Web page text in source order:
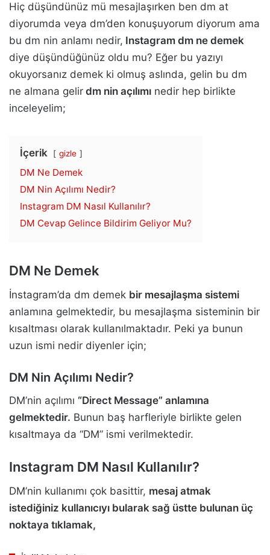
Hiç düşündünüz mü mesajlaşırken ben dm at
diyorumda veya dm’den konuşuyorum diyorum ama
bu dm nin anlamı nedir, Instagram dm ne demek
diye düşündüğünüz oldu mu? Eğer bu yazıyı
okuyorsanız demek ki olmuş aslında, gelin bu dm
ne almana gelir dm nin açılımı nedir hep birlikte
inceleyelim;
İçerik gizle
DM Ne Demek
DM Nin Açılımı Nedir?
Instagram DM Nasıl Kullanılır?
DM Cevap Gelince Bildirim Geliyor Mu?
DM Ne Demek
İnstagram’da dm demek bir mesajlaşma sistemi
anlamına gelmektedir, bu mesajlaşma sisteminin bir
kısaltması olarak kullanılmaktadır. Peki ya bunun
uzun ismi nedir diyenler için;
DM Nin Açılımı Nedir?
DM’nin açılımı “Direct Message” anlamına
gelmektedir. Bunun baş harfleriyle birlikte gelen
kısaltmaya da “DM” ismi verilmektedir.
Instagram DM Nasıl Kullanılır?
DM’nin kullanımı çok basittir, mesaj atmak
istediğiniz kullanıcıyı bularak sağ üstte bulunan üç
noktaya tıklamak,